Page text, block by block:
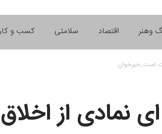
وهنر اقتصاد سلامتی کسب و کار
است_خبرخوان
نمادی از